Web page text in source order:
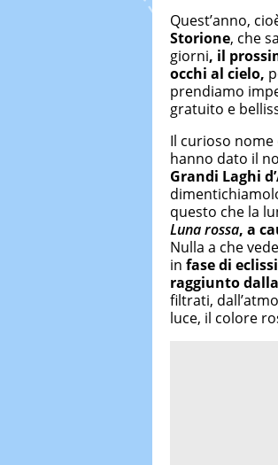
Quest’anno,
Storione, che
giorni, il
occhi al cielo,
prendiamo
gratuito e
Il curioso nome
hanno dato il
Grandi Laghi
questo che la
Luna rossa, a
Nulla a che
in fase di
raggiunto
filtrati,
luce, il colore